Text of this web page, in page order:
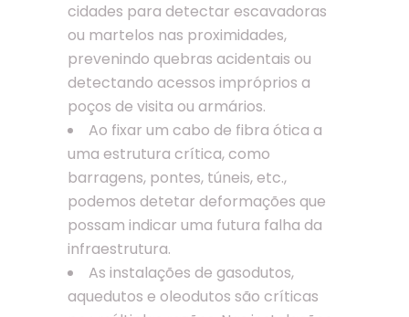
cidades para detectar escavadoras
ou martelos nas proximidades,
prevenindo quebras acidentais ou
detectando acessos impróprios a
poços de visita ou armários.
Ao fixar um cabo de fibra ótica a
uma estrutura crítica, como
barragens, pontes, túneis, etc.,
podemos detetar deformações que
possam indicar uma futura falha da
infraestrutura.
As instalações de gasodutos,
aquedutos e oleodutos são críticas